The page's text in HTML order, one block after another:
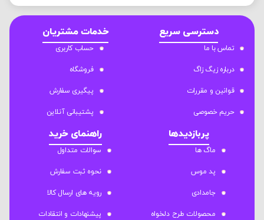
دسترسی سریع
تماس با ما
درباره زیگ زاگ
قوانین و مقررات
حریم خصوصی
خدمات مشتریان
حساب کاربری
فروشگاه
پیگیری سفارش
پشتیبانی آنلاین
پربازدیدها
ماگ ها
پد موس
جامدادی
محصولات طرح دلخواه
راهنمای خرید
سوالات متداول
نحوه ثبت سفارش
رویه های ارسال کالا
پیشنهادات و انتقادات